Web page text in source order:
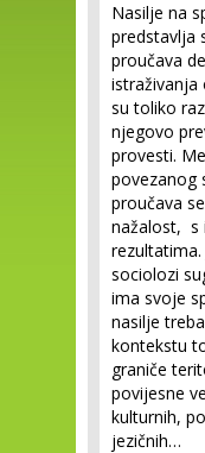
Nasilje na
predstavlja
proučava
istraživanja
su toliko
njegovo
provesti.
povezanog
proučava
nažalost, s
sociolozi
ima svoje
nasilje
kontekstu
graniče
povijesne
kulturnih,
jezičnih…